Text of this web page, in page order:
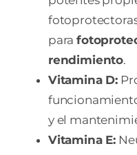
para
rendimiento.
Vitamina D:
y el
Vitamina E: